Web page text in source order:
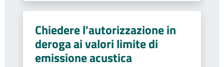
Chiedere l'autorizzazione in
deroga ai valori limite di
emissione acustica